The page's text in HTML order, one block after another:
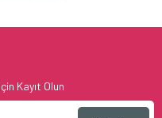
Kayıt Olun